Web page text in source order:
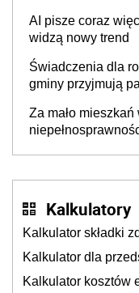
AI pisze coraz
widzą nowy trend
Świadczenia dla
gminy przyjmują
Za mało
Kalkulatory
Kalkulator składki
Kalkulator dla
Kalkulator kosztów